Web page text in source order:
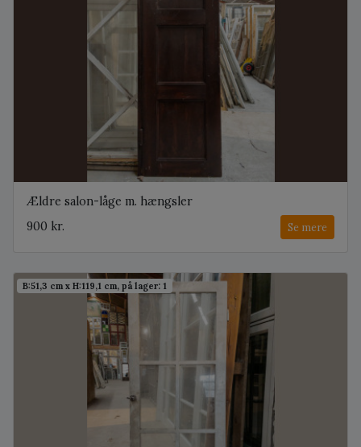
Ældre salon-låge m. hængsler
900 kr.
Se mere
B:51,3 cm x H:119,1 cm, på lager: 1